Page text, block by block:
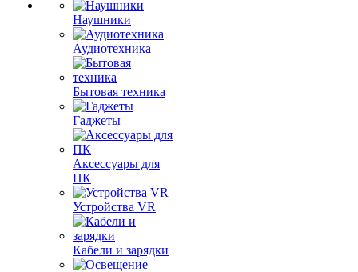
Наушники
Аудиотехника
Бытовая техника
Гаджеты
Аксессуары для
ПК
Устройства VR
Кабели и зарядки